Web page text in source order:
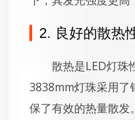
2. 良好的散热
散热是LED灯珠
3838mm灯珠采用了
保了有效的热量散发